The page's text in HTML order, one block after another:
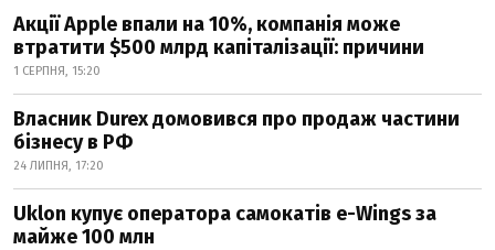
Акції Apple впали на 10%, компанія може
втратити $500 млрд капіталізації: причини
1 СЕРПНЯ, 15:20
Власник Durex домовився про продаж частини
бізнесу в РФ
24 ЛИПНЯ, 17:20
Uklon купує оператора самокатів e-Wings за
майже 100 млн